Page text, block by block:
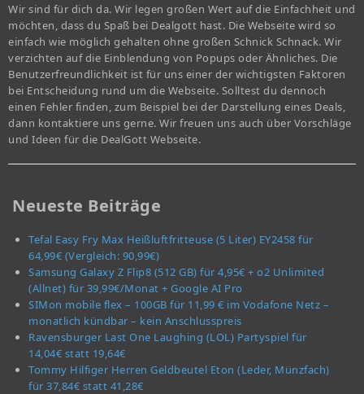
Wir sind für dich da. Wir legen großen Wert auf die Einfachheit und
möchten, dass du Spaß bei Dealgott hast. Die Webseite wird so
einfach wie möglich gehalten ohne großen Schnick Schnack. Wir
verzichten auf die Einblendung von Popups oder Ähnliches. Die
Benutzerfreundlichkeit ist für uns einer der wichtigsten Faktoren
bei Entscheidung rund um die Webseite. Solltest du dennoch
einen Fehler finden, zum Beispiel bei der Darstellung eines Deals,
dann kontaktiere uns gerne. Wir freuen uns auch über Vorschläge
und Ideen für die DealGott Webseite.
Neueste Beiträge
Tefal Easy Fry Max Heißluftfritteuse (5 Liter) EY2458 für
64,99€ (Vergleich: 90,99€)
Samsung Galaxy Z Flip8 (512 GB) für 4,95€ + o2 Unlimited
(Allnet) für 39,99€/Monat + Google AI Pro
SIMon mobile flex – 100GB für 11,99 € im Vodafone Netz –
monatlich kündbar – kein Anschlusspreis
Ravensburger Last One Laughing (LOL) Partyspiel für
14,04€ statt 19,64€
Tommy Hilfiger Herren Geldbeutel Eton (Leder, Münzfach)
für 37,84€ statt 41,28€